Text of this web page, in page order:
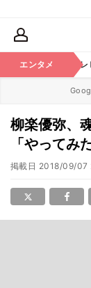
エンタメ
芸能 テ
柳楽優弥、
「やってみ
掲載日 2018/09/07